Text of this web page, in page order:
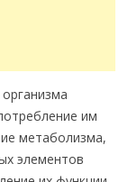
им
метаболизма,
элементов